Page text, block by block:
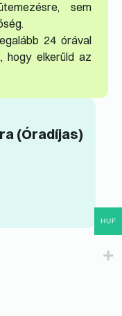
sem
24 órával
hogy elkerüld az
(Óradíjas)
HUF